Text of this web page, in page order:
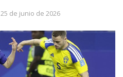
25 de junio de 2026